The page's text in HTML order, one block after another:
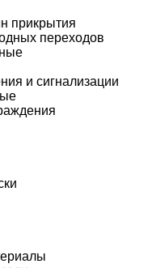
прикрытия
переходов
и сигнализации